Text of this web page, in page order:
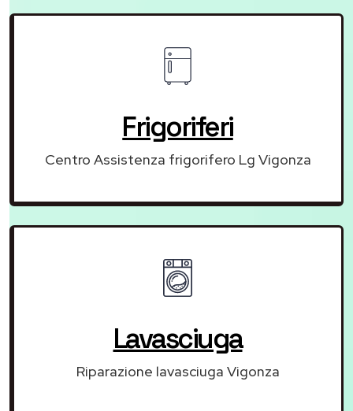
Frigoriferi
Centro Assistenza frigorifero Lg Vigonza
Lavasciuga
Riparazione lavasciuga Vigonza